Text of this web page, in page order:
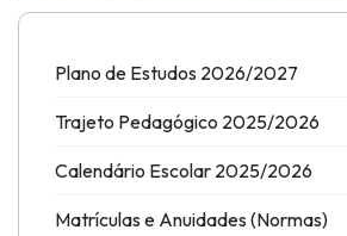
Plano de Estudos 2026/2027
Trajeto Pedagógico 2025/2026
Calendário Escolar 2025/2026
Matrículas e Anuidades (Normas)